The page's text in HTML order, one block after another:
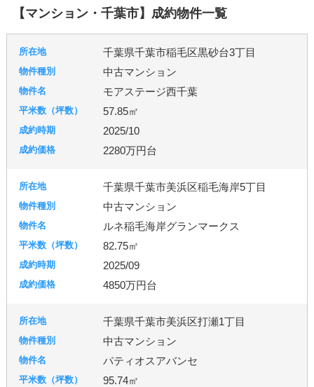
杉戸町
東松山市 松伏町 桶川市
蕨市
上里町 伊奈町
吉見町
日高市
鶴ヶ島市 加須市
羽生市
幸手市 北葛飾郡 富士見市
台東区 東京都北区 足立区
千葉市 流山市
秦野市 厚木市
宇都宮市
【マンション・千葉市】成約物件一覧
千葉県千葉市稲毛区黒砂台3丁目
中古マンション
モアステージ西千葉
57.85㎡
2025/10
2280万円台
千葉県千葉市美浜区稲毛海岸5丁目
中古マンション
ルネ稲毛海岸グランマークス
82.75㎡
2025/09
4850万円台
千葉県千葉市美浜区打瀬1丁目
中古マンション
パティオスアバンセ
95.74㎡